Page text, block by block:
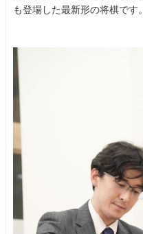
も登場した最新形の将棋です。